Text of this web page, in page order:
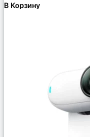
В Корзину